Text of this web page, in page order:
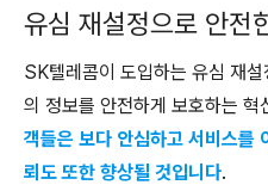
유심 재설정으로 안전
SK텔레콤이 도입하는 유심 재
의 정보를 안전하게 보호하는 혁
객들은 보다 안심하고 서비스를
뢰도 또한 향상될 것입니다.